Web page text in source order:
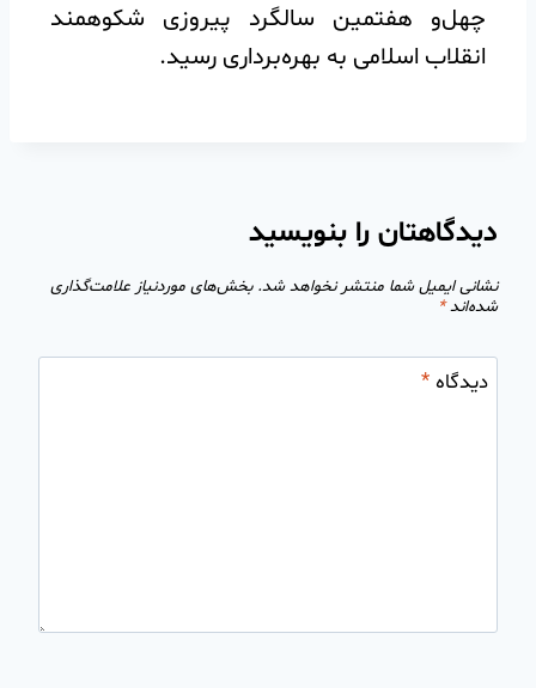
چهل‌‌و هفتمین سالگرد پیروزی شکوهمند
انقلاب اسلامی به بهره‌برداری رسید.
دیدگاهتان را بنویسید
نشانی ایمیل شما منتشر نخواهد شد. بخش‌های موردنیاز علامت‌گذاری
شده‌اند*
دیدگاه*